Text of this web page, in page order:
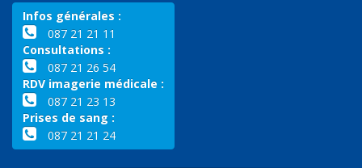
Infos générales :
087 21 21 11
Consultations :
087 21 26 54
RDV imagerie médicale :
087 21 23 13
Prises de sang :
087 21 21 24